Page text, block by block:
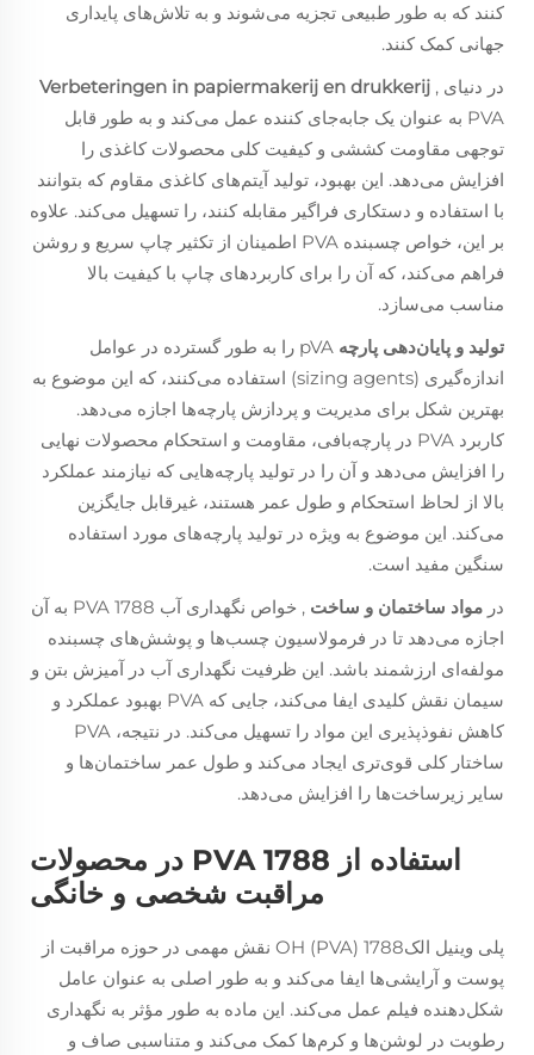
کنند که به طور طبیعی تجزیه می‌شوند و به تلاش‌های پایداری
جهانی کمک کنند.
در دنیای
Verbeteringen in papiermakerij en drukkerij ,
PVA به عنوان یک جابه‌جای کننده عمل می‌کند و به طور قابل
توجهی مقاومت کششی و کیفیت کلی محصولات کاغذی را
افزایش می‌دهد. این بهبود، تولید آیتم‌های کاغذی مقاوم که بتوانند
با استفاده و دستکاری فراگیر مقابله کنند، را تسهیل می‌کند. علاوه
بر این، خواص چسبنده PVA اطمینان از تکثیر چاپ سریع و روشن
فراهم می‌کند، که آن را برای کاربردهای چاپ با کیفیت بالا
مناسب می‌سازد.
تولید و پایان‌دهی پارچه
pVA را به طور گسترده در عوامل
اندازه‌گیری (sizing agents) استفاده می‌کنند، که این موضوع به
بهترین شکل برای مدیریت و پردازش پارچه‌ها اجازه می‌دهد.
کاربرد PVA در پارچه‌بافی، مقاومت و استحکام محصولات نهایی
را افزایش می‌دهد و آن را در تولید پارچه‌هایی که نیازمند عملکرد
بالا از لحاظ استحکام و طول عمر هستند، غیرقابل جایگزین
می‌کند. این موضوع به ویژه در تولید پارچه‌های مورد استفاده
سنگین مفید است.
در مواد ساختمان و ساخت
, خواص نگهداری آب PVA 1788 به آن
اجازه می‌دهد تا در فرمولاسیون چسب‌ها و پوشش‌های چسبنده
مولفه‌ای ارزشمند باشد. این ظرفیت نگهداری آب در آمیزش بتن و
سیمان نقش کلیدی ایفا می‌کند، جایی که PVA بهبود عملکرد و
کاهش نفوذپذیری این مواد را تسهیل می‌کند. در نتیجه، PVA
ساختار کلی قوی‌تری ایجاد می‌کند و طول عمر ساختمان‌ها و
سایر زیرساخت‌ها را افزایش می‌دهد.
استفاده از PVA 1788 در محصولات
مراقبت شخصی و خانگی
پلی وینیل الکOH (PVA) 1788 نقش مهمی در حوزه مراقبت از
پوست و آرایشی‌ها ایفا می‌کند و به طور اصلی به عنوان عامل
شکل‌دهنده فیلم عمل می‌کند. این ماده به طور مؤثر به نگهداری
رطوبت در لوشن‌ها و کرم‌ها کمک می‌کند و متناسبی صاف و